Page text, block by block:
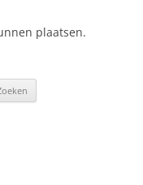
plaatsen.